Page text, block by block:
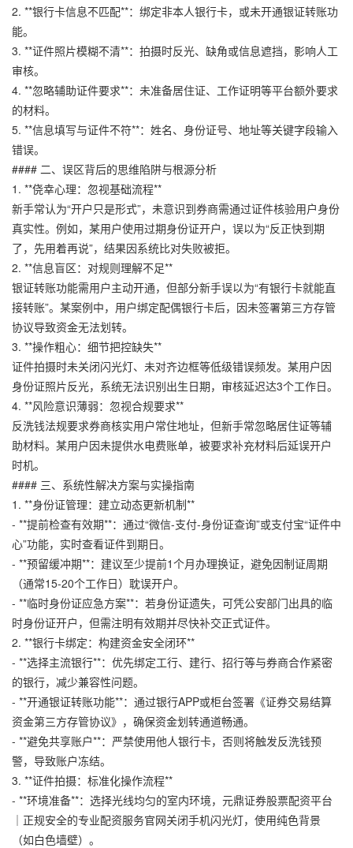
2. **银行卡信息不匹配**：绑定非本人银行卡，或未开通银证转账功
能。
3. **证件照片模糊不清**：拍摄时反光、缺角或信息遮挡，影响人工
审核。
4. **忽略辅助证件要求**：未准备居住证、工作证明等平台额外要求
的材料。
5. **信息填写与证件不符**：姓名、身份证号、地址等关键字段输入
错误。
#### 二、误区背后的思维陷阱与根源分析
1. **侥幸心理：忽视基础流程**
新手常认为“开户只是形式”，未意识到券商需通过证件核验用户身份
真实性。例如，某用户使用过期身份证开户，误以为“反正快到期
了，先用着再说”，结果因系统比对失败被拒。
2. **信息盲区：对规则理解不足**
银证转账功能需用户主动开通，但部分新手误以为“有银行卡就能直
接转账”。某案例中，用户绑定配偶银行卡后，因未签署第三方存管
协议导致资金无法划转。
3. **操作粗心：细节把控缺失**
证件拍摄时未关闭闪光灯、未对齐边框等低级错误频发。某用户因
身份证照片反光，系统无法识别出生日期，审核延迟达3个工作日。
4. **风险意识薄弱：忽视合规要求**
反洗钱法规要求券商核实用户常住地址，但新手常忽略居住证等辅
助材料。某用户因未提供水电费账单，被要求补充材料后延误开户
时机。
#### 三、系统性解决方案与实操指南
1. **身份证管理：建立动态更新机制**
- **提前检查有效期**：通过“微信-支付-身份证查询”或支付宝“证件中
心”功能，实时查看证件到期日。
- **预留缓冲期**：建议至少提前1个月办理换证，避免因制证周期
（通常15-20个工作日）耽误开户。
- **临时身份证应急方案**：若身份证遗失，可凭公安部门出具的临
时身份证开户，但需注明有效期并尽快补交正式证件。
2. **银行卡绑定：构建资金安全闭环**
- **选择主流银行**：优先绑定工行、建行、招行等与券商合作紧密
的银行，减少兼容性问题。
- **开通银证转账功能**：通过银行APP或柜台签署《证券交易结算
资金第三方存管协议》，确保资金划转通道畅通。
- **避免共享账户**：严禁使用他人银行卡，否则将触发反洗钱预
警，导致账户冻结。
3. **证件拍摄：标准化操作流程**
- **环境准备**：选择光线均匀的室内环境， 元鼎证券股票配资平台
｜正规安全的专业配资服务官网关闭手机闪光灯，使用纯色背景
（如白色墙壁）。